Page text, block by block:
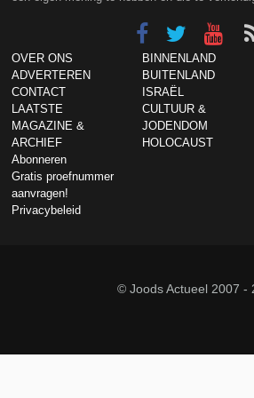
OVER ONS
ADVERTEREN
CONTACT
LAATSTE
MAGAZINE &
ARCHIEF
Abonneren
Gratis proefnummer
aanvragen!
Privacybeleid
BINNENLAND
BUITENLAND
ISRAËL
CULTUUR &
JODENDOM
HOLOCAUST
© Joods Actueel 2007 -